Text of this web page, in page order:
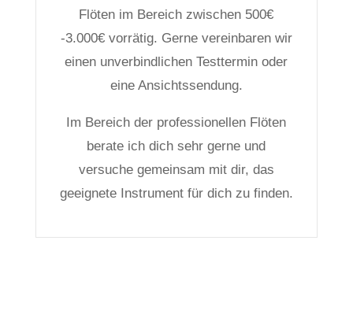
Flöten im Bereich zwischen 500€
-3.000€ vorrätig. Gerne vereinbaren wir
einen unverbindlichen Testtermin oder
eine Ansichtssendung.
Im Bereich der professionellen Flöten
berate ich dich sehr gerne und
versuche gemeinsam mit dir, das
geeignete Instrument für dich zu finden.